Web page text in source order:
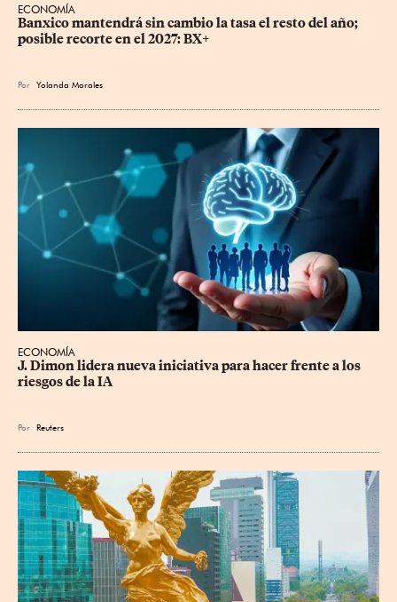
ECONOMÍA
Banxico mantendrá sin cambio la tasa el resto del año;
posible recorte en el 2027: BX+
Por Yolanda Morales
ECONOMÍA
J. Dimon lidera nueva iniciativa para hacer frente a los
riesgos de la IA
Por Reuters